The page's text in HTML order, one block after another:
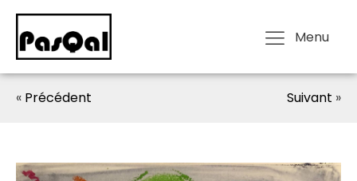
Menu
« Précédent Suivant »